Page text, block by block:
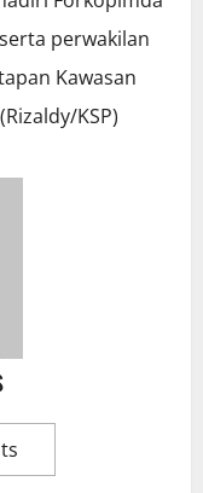
perwakilan
Kawasan
KSP)